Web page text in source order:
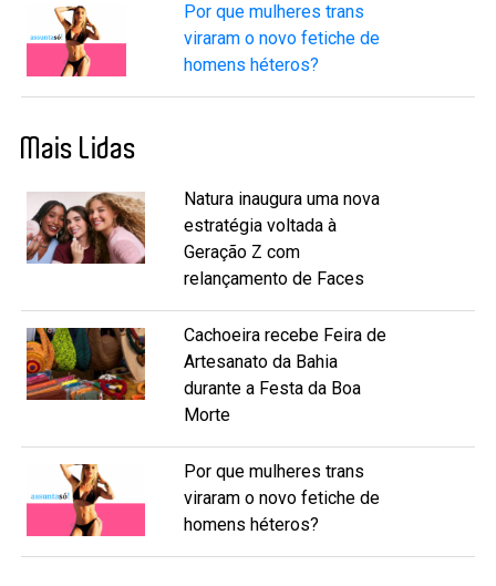
Por que mulheres trans
viraram o novo fetiche de
homens héteros?
Mais Lidas
Natura inaugura uma nova
estratégia voltada à
Geração Z com
relançamento de Faces
Cachoeira recebe Feira de
Artesanato da Bahia
durante a Festa da Boa
Morte
Por que mulheres trans
viraram o novo fetiche de
homens héteros?